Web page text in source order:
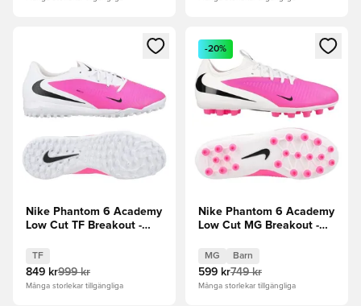
Öppnar en Modal för att logga in eller registrera dig som
Nike Phantom 6 Academy
Low Cut TF Breakout -
TF
849 kr999 kr
Många storlekar tillgängliga
Öppnar en Modal för att
-20%
Nike Phantom 6 Academy
Low Cut MG Breakout -
MG Barn
599 kr749 kr
Många storlekar tillgängliga